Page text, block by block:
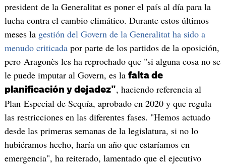
president de la Generalitat es poner el país al día para la
lucha contra el cambio climático. Durante estos últimos
meses la gestión del Govern de la Generalitat ha sido a
menudo criticadapor parte de los partidos de la oposición,
pero Aragonès les ha reprochado que "si alguna cosa no se
le puede imputar al Govern, es la falta de
planificación y dejadez", haciendo referencia al
Plan Especial de Sequía, aprobado en 2020 y que regula
las restricciones en las diferentes fases. "Hemos actuado
desde las primeras semanas de la legislatura, si no lo
hubiéramos hecho, haría un año que estaríamos en
emergencia", ha reiterado, lamentado que el ejecutivo